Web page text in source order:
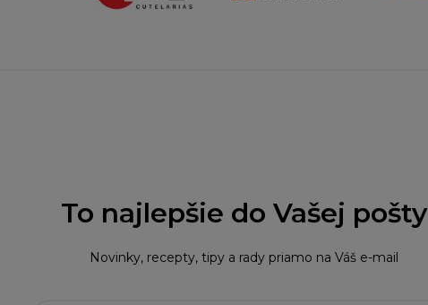
To najlepšie do Vašej pošty
Novinky, recepty, tipy a rady priamo na Váš e-mail